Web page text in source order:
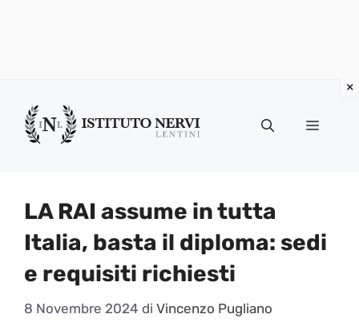
contenuto
Menu
LA RAI assume in tutta
Italia, basta il diploma: sedi
e requisiti richiesti
8 Novembre 2024 di Vincenzo Pugliano